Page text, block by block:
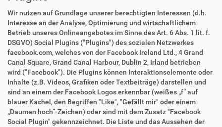
Wir nutzen auf Grundlage unserer berechtigten Interessen (d.h.
Interesse an der Analyse, Optimierung und wirtschaftlichem
Betrieb unseres Onlineangebotes im Sinne des Art. 6 Abs. 1 lit. f.
DSGVO) Social Plugins ("Plugins") des sozialen Netzwerkes
facebook.com, welches von der Facebook Ireland Ltd., 4 Grand
Canal Square, Grand Canal Harbour, Dublin 2, Irland betrieben
wird ("Facebook"). Die Plugins können Interaktionselemente oder
Inhalte (z.B. Videos, Grafiken oder Textbeiträge) darstellen und
sind an einem der Facebook Logos erkennbar (weißes „f“ auf
blauer Kachel, den Begriffen "Like", "Gefällt mir" oder einem
„Daumen hoch“-Zeichen) oder sind mit dem Zusatz "Facebook
Social Plugin" gekennzeichnet. Die Liste und das Aussehen der